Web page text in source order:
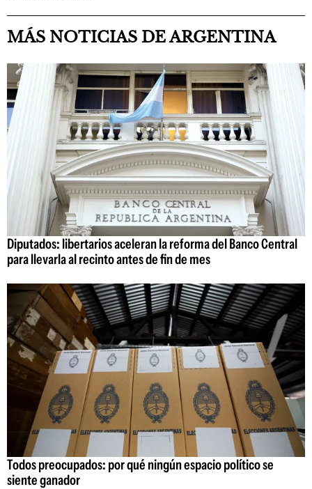
MÁS NOTICIAS DE ARGENTINA
Diputados: libertarios aceleran la reforma del Banco Central
para llevarla al recinto antes de fin de mes
Todos preocupados: por qué ningún espacio político se
siente ganador